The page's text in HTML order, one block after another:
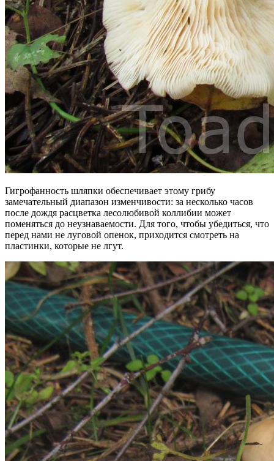
Гигрофанность шляпки обеспечивает этому грибу
замечательный диапазон изменчивости: за несколько часов
после дождя расцветка лесолюбивой коллибии может
поменяться до неузнаваемости. Для того, чтобы убедиться, что
перед нами не луговой опенок, приходится смотреть на
пластинки, которые не лгут.